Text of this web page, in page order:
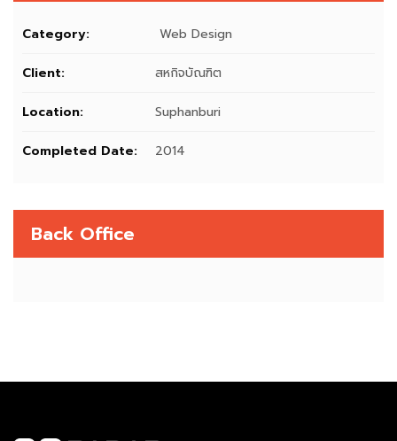
Category: Web Design
Client: สหกิจบัณฑิต
Location: Suphanburi
Completed Date: 2014
Back Office